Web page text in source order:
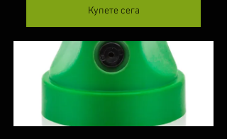
Купете сега